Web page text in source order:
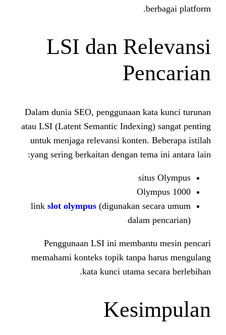
LSI dan
Dalam dunia SEO, penggunaan
atau LSI (Latent Semantic
untuk menjaga relevansi
yang sering berkaitan dengan
linkslot olympus(digunakan
Penggunaan LSI ini
memahami konteks topik tanpa
kata kunci utama